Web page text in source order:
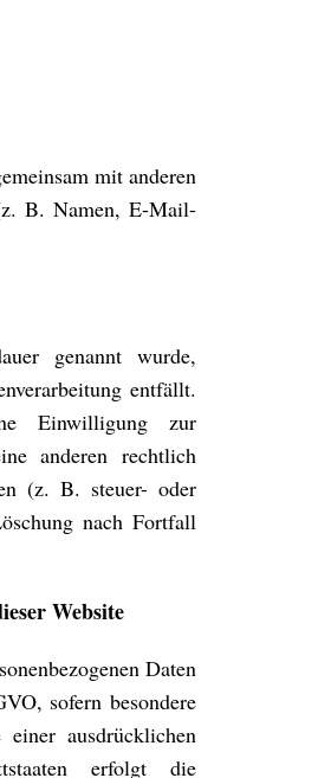
mit anderen
B. Namen, E-Mail-
genannt wurde,
entfällt.
Einwilligung zur
anderen rechtlich
(z. B. steuer- oder
nach Fortfall
Website
Daten
sofern besondere
ausdrücklichen
erfolgt die